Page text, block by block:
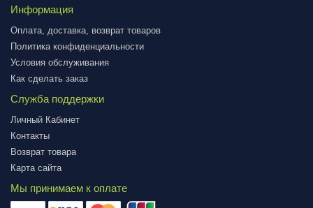
Информация
Оплата, доставка, возврат товаров
Политика конфиденциальности
Условия обслуживания
Как сделать заказ
Служба поддержки
Личный Кабинет
Контакты
Возврат товара
Карта сайта
Мы принимаем к оплате